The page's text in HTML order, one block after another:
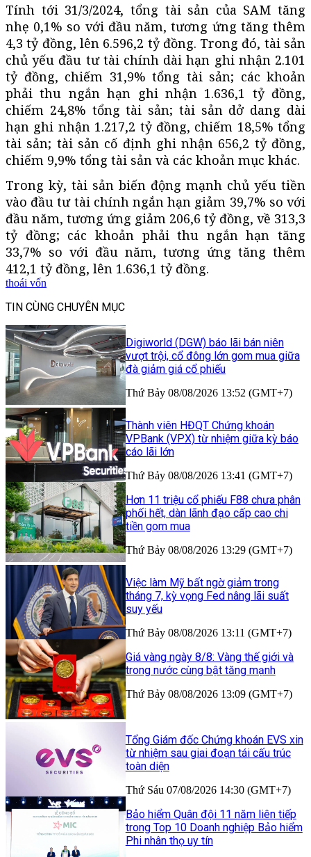
Tính tới 31/3/2024, tổng tài sản của SAM tăng
nhẹ 0,1% so với đầu năm, tương ứng tăng thêm
4,3 tỷ đồng, lên 6.596,2 tỷ đồng. Trong đó, tài sản
chủ yếu đầu tư tài chính dài hạn ghi nhận 2.101
tỷ đồng, chiếm 31,9% tổng tài sản; các khoản
phải thu ngắn hạn ghi nhận 1.636,1 tỷ đồng,
chiếm 24,8% tổng tài sản; tài sản dở dang dài
hạn ghi nhận 1.217,2 tỷ đồng, chiếm 18,5% tổng
tài sản; tài sản cố định ghi nhận 656,2 tỷ đồng,
chiếm 9,9% tổng tài sản và các khoản mục khác.
Trong kỳ, tài sản biến động mạnh chủ yếu tiền
vào đầu tư tài chính ngắn hạn giảm 39,7% so với
đầu năm, tương ứng giảm 206,6 tỷ đồng, về 313,3
tỷ đồng; các khoản phải thu ngắn hạn tăng
33,7% so với đầu năm, tương ứng tăng thêm
412,1 tỷ đồng, lên 1.636,1 tỷ đồng.
thoái vốn
TIN CÙNG CHUYÊN MỤC
Digiworld (DGW) báo lãi bán niên
vượt trội, cổ đông lớn gom mua giữa
đà giảm giá cổ phiếu
Thứ Bảy 08/08/2026 13:52 (GMT+7)
Thành viên HĐQT Chứng khoán
VPBank (VPX) từ nhiệm giữa kỳ báo
cáo lãi lớn
Thứ Bảy 08/08/2026 13:41 (GMT+7)
Hơn 11 triệu cổ phiếu F88 chưa phân
phối hết, dàn lãnh đạo cấp cao chi
tiền gom mua
Thứ Bảy 08/08/2026 13:29 (GMT+7)
Việc làm Mỹ bất ngờ giảm trong
tháng 7, kỳ vọng Fed nâng lãi suất
suy yếu
Thứ Bảy 08/08/2026 13:11 (GMT+7)
Giá vàng ngày 8/8: Vàng thế giới và
trong nước cùng bật tăng mạnh
Thứ Bảy 08/08/2026 13:09 (GMT+7)
Tổng Giám đốc Chứng khoán EVS xin
từ nhiệm sau giai đoạn tái cấu trúc
toàn diện
Thứ Sáu 07/08/2026 14:30 (GMT+7)
Bảo hiểm Quân đội 11 năm liên tiếp
trong Top 10 Doanh nghiệp Bảo hiểm
Phi nhân thọ uy tín